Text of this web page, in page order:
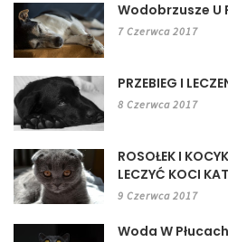
Wodobrzusze U
7 Czerwca 2017
PRZEBIEG I
8 Czerwca 2017
ROSOŁEK I
LECZYĆ KOCI
9 Czerwca 2017
Woda W